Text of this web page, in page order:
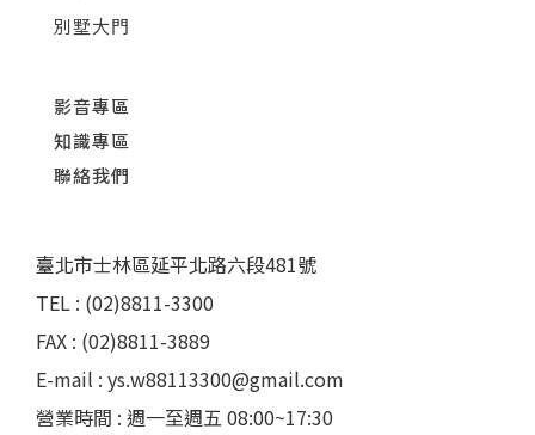
別墅大門
影音專區
知識專區
聯絡我們
臺北市士林區延平北路六段481號
TEL : (02)8811-3300
FAX : (02)8811-3889
E-mail : ys.w88113300@gmail.com
營業時間 : 週一至週五 08:00~17:30